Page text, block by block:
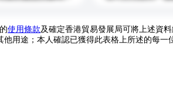
使用條款及確定香港貿易發展局可將上述資
他用途；本人確認已獲得此表格上所述的每一